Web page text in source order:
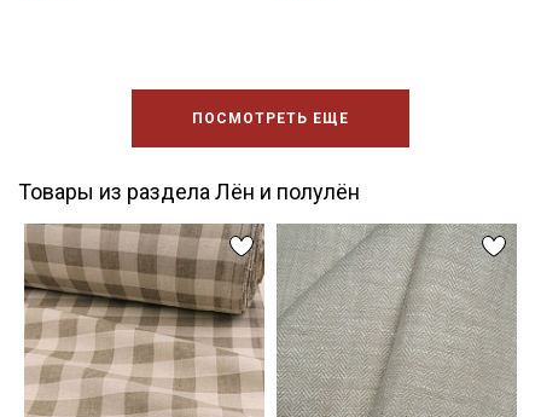
ПОСМОТРЕТЬ ЕЩЕ
Товары из раздела Лён и полулён